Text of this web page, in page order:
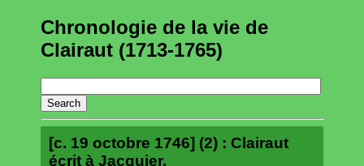
Chronologie de la vie de
Clairaut (1713-1765)
[c. 19 octobre 1746] (2) : Clairaut
écrit à Jacquier.